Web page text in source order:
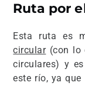
Ruta por
Esta ruta es
circular(con lo
circulares) y
este río, ya